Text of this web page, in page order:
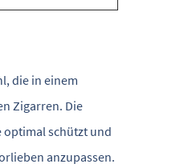
die in einem
Zigarren. Die
optimal schützt und
anzupassen.